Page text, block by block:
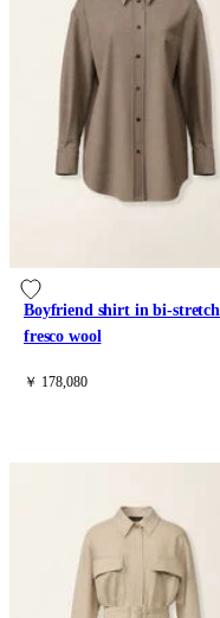
Boyfriend shirt in bi-stretch
fresco wool
￥ 178,080